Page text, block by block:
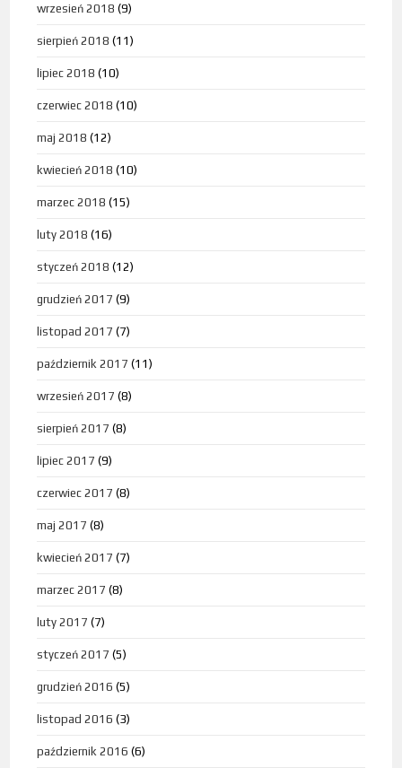
wrzesień 2018 (9)
sierpień 2018 (11)
lipiec 2018 (10)
czerwiec 2018 (10)
maj 2018 (12)
kwiecień 2018 (10)
marzec 2018 (15)
luty 2018 (16)
styczeń 2018 (12)
grudzień 2017 (9)
listopad 2017 (7)
październik 2017 (11)
wrzesień 2017 (8)
sierpień 2017 (8)
lipiec 2017 (9)
czerwiec 2017 (8)
maj 2017 (8)
kwiecień 2017 (7)
marzec 2017 (8)
luty 2017 (7)
styczeń 2017 (5)
grudzień 2016 (5)
listopad 2016 (3)
październik 2016 (6)